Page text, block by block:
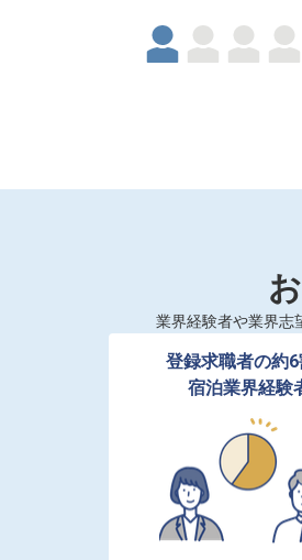
業界経験者や業界志
登録求職者の約
宿泊業界経験